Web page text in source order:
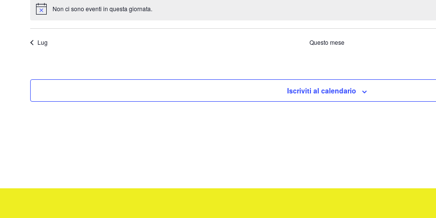
Notice Non ci sono eventi in questa giornata.
Lug Questo mese
Iscriviti al calendario